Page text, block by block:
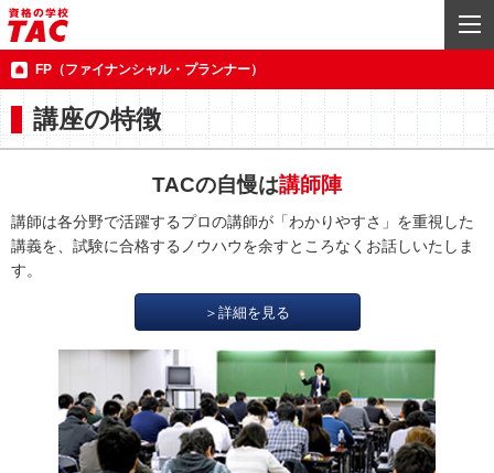
FP（ファイナンシャル・プランナー）
講座の特徴
TACの自慢は講師陣
講師は各分野で活躍するプロの講師が「わかりやすさ」を重視した
講義を、試験に合格するノウハウを余すところなくお話しいたしま
す。
＞詳細を見る